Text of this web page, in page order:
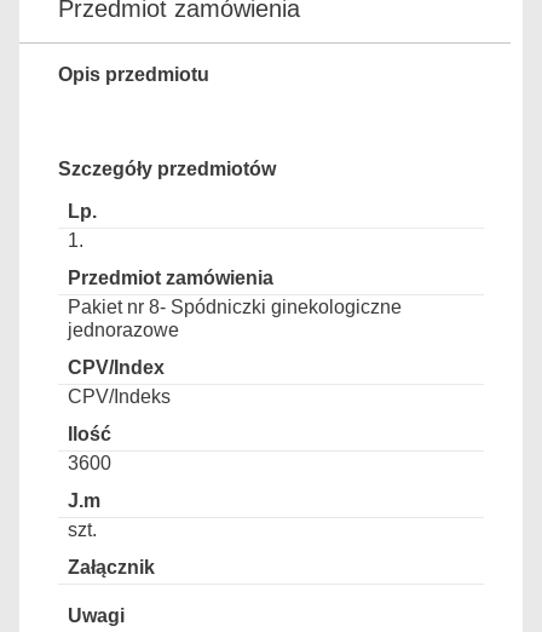
Przedmiot zamówienia
Opis przedmiotu
Szczegóły przedmiotów
1.
Pakiet nr 8- Spódniczki ginekologiczne
jednorazowe
CPV/Indeks
3600
szt.